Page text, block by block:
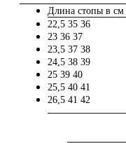
Длина стопы в см
22,5 35 36
23 36 37
23,5 37 38
24,5 38 39
25 39 40
25,5 40 41
26,5 41 42